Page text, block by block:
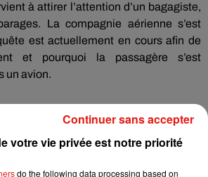
à attirer l’attention d’un bagagiste,
La compagnie aérienne s’est
est actuellement en cours afin de
et pourquoi la passagère s’est
un avion.
votre vie privée est notre priorité
do the following data processing based on
Continuer sans accepter